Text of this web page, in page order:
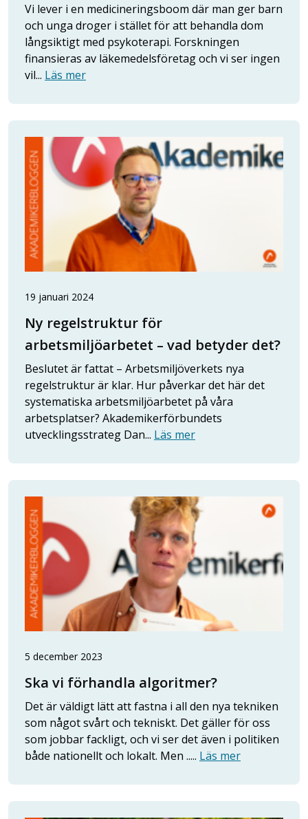
Vi lever i en medicineringsboom där man ger barn
och unga droger i stället för att behandla dom
långsiktigt med psykoterapi. Forskningen
finansieras av läkemedelsföretag och vi ser ingen
vil... Läs mer
19 januari 2024
Ny regelstruktur för
arbetsmiljöarbetet – vad betyder det?
Beslutet är fattat – Arbetsmiljöverkets nya
regelstruktur är klar. Hur påverkar det här det
systematiska arbetsmiljöarbetet på våra
arbetsplatser? Akademikerförbundets
utvecklingsstrateg Dan... Läs mer
5 december 2023
Ska vi förhandla algoritmer?
Det är väldigt lätt att fastna i all den nya tekniken
som något svårt och tekniskt. Det gäller för oss
som jobbar fackligt, och vi ser det även i politiken
både nationellt och lokalt. Men ..... Läs mer